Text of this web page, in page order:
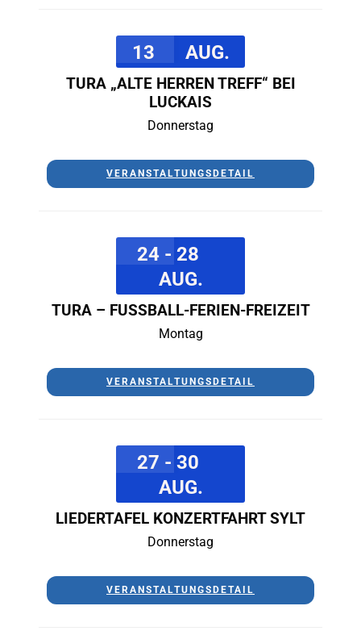
13 AUG.
TURA „ALTE HERREN TREFF“ BEI
LUCKAIS
Donnerstag
VERANSTALTUNGSDETAIL
24 - 28
AUG.
TURA – FUSSBALL-FERIEN-FREIZEIT
Montag
VERANSTALTUNGSDETAIL
27 - 30
AUG.
LIEDERTAFEL KONZERTFAHRT SYLT
Donnerstag
VERANSTALTUNGSDETAIL